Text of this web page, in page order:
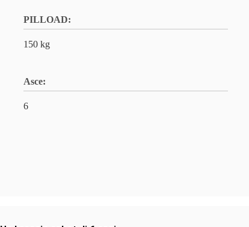
PILLOAD:
150 kg
Asce:
6